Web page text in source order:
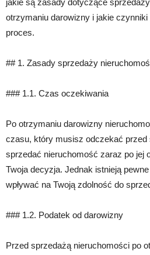
jakie są zasady dotyczące
otrzymaniu darowizny i jakie czynniki
proces.
## 1. Zasady sprzedaży
### 1.1. Czas oczekiwania
Po otrzymaniu darowizny
czasu, który musisz odczekać przed
sprzedać nieruchomość zaraz po jej
Twoja decyzja. Jednak istnieją
wpływać na Twoją zdolność do
### 1.2. Podatek od darowizny
Przed sprzedażą nieruchomości po